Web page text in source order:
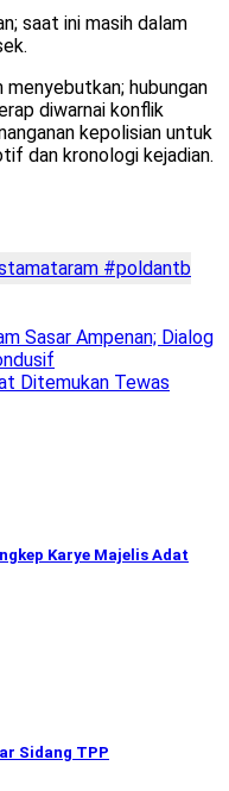
saat ini masih dalam
menyebutkan; hubungan
diwarnai konflik
kepolisian untuk
dan kronologi kejadian.
#poldantb
Sasar Ampenan; Dialog
Ditemukan Tewas
Karye Majelis Adat
Sidang TPP